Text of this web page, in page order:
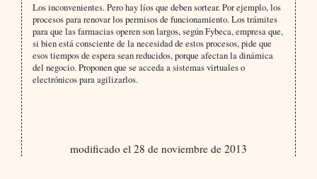
Los inconvenientes. Pero hay líos que deben sortear. Por ejemplo, los
procesos para renovar los permisos de funcionamiento. Los trámites
para que las farmacias operen son largos, según Fybeca, empresa que,
si bien está consciente de la necesidad de estos procesos, pide que
esos tiempos de espera sean reducidos, porque afectan la dinámica
del negocio. Proponen que se acceda a sistemas virtuales o
electrónicos para agilizarlos.
modificado el 28 de noviembre de 2013